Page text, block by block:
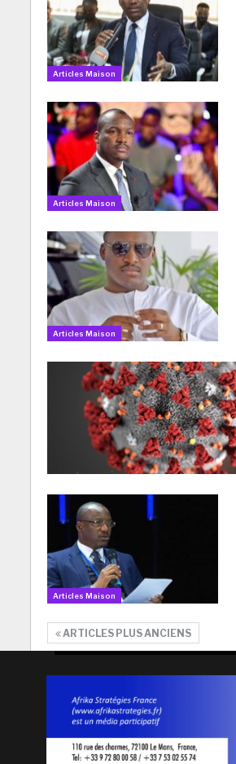
Articles Maison
Articles Maison
Articles Maison
Articles Maison
ARTICLES PLUS ANCIENS